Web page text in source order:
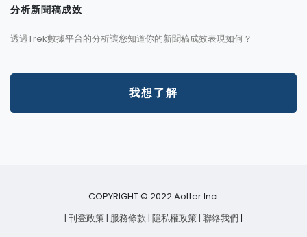
分析新聞稿成效
透過Trek數據平台的分析讓您知道你的新聞稿成效表現如何？
我想了解
COPYRIGHT © 2022 Aotter Inc.
| 刊登政策| 服務條款 | 隱私權政策| 聯絡我們 |